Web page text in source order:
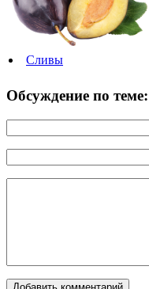
Сливы
Обсуждение по теме: